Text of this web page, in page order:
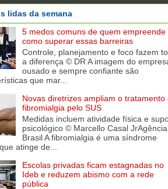
lidas da semana
5 medos comuns de quem empreende
como superar essas barreiras
Controle, planejamento e foco fazem
a diferença © DR A imagem do
ousado e sempre confiante são
que mar...
Novas diretrizes ampliam o tratamento
fibromialgia pelo SUS
Medidas incluem atividade física e
psicológico © Marcello Casal JrAgência
Brasil A fibromialgia é uma síndrome
atinge de...
Escolas privadas ficam estagnadas no
Ideb e reduzem abismo com a rede
pública